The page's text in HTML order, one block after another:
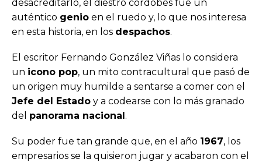
desacreditarlo, el diestro cordobés fue un
auténtico genio en el ruedo y, lo que nos interesa
en esta historia, en los despachos.
El escritor Fernando González Viñas lo considera
un icono pop, un mito contracultural que pasó de
un origen muy humilde a sentarse a comer con el
Jefe del Estado y a codearse con lo más granado
del panorama nacional.
Su poder fue tan grande que, en el año 1967, los
empresarios se la quisieron jugar y acabaron con el